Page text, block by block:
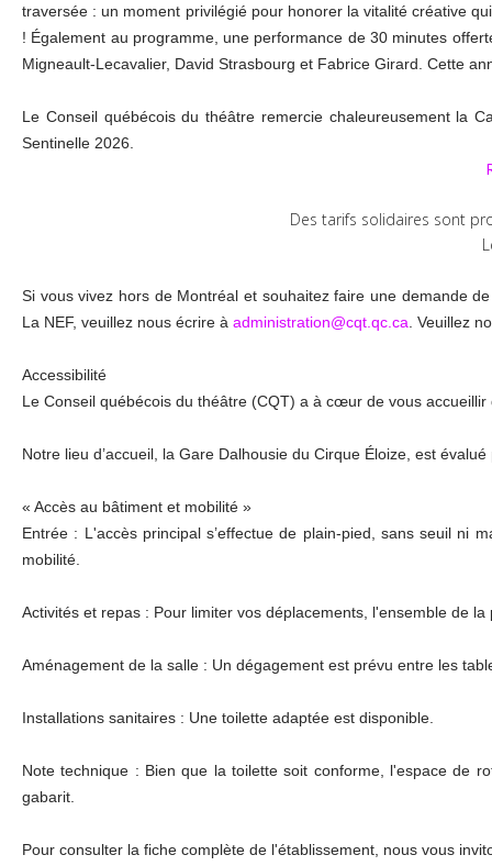
traversée : un moment privilégié pour honorer la vitalité créative
! Également au programme, une performance de 30 minutes
Migneault-Lecavalier, David Strasbourg et Fabrice Girard . Cette
Le Conseil québécois du théâtre remercie chaleureusement la
Sentinelle 2026.
Des tarifs solidaires sont
Si vous vivez hors de Montréal et souhaitez faire une demande
La NEF, veuillez nous écrire à administration@cqt.qc.ca . Veuillez
Accessibilité
Le Conseil québécois du théâtre (CQT) a à cœur de vous
Notre lieu d’accueil, la Gare Dalhousie du Cirque Éloize, est
« Accès au bâtiment et mobilité »
Entrée : L'accès principal s’effectue de plain-pied, sans seuil ni
mobilité.
Activités et repas : Pour limiter vos déplacements, l'ensemble de
Aménagement de la salle : Un dégagement est prévu entre les
Installations sanitaires : Une toilette adaptée est disponible.
Note technique : Bien que la toilette soit conforme, l'espace de
gabarit.
Pour consulter la fiche complète de l'établissement, nous vous